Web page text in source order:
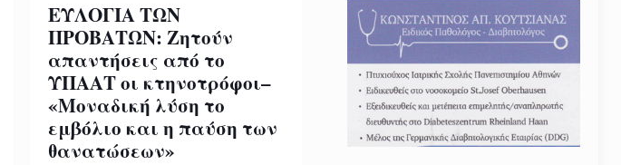
ΕΥΛΟΓΙΑ ΤΩΝ
ΠΡΟΒΑΤΩΝ: Ζητούν
απαντήσεις από το
ΥΠΑΑΤ οι κτηνοτρόφοι–
«Μοναδική λύση το
εμβόλιο και η παύση των
θανατώσεων»